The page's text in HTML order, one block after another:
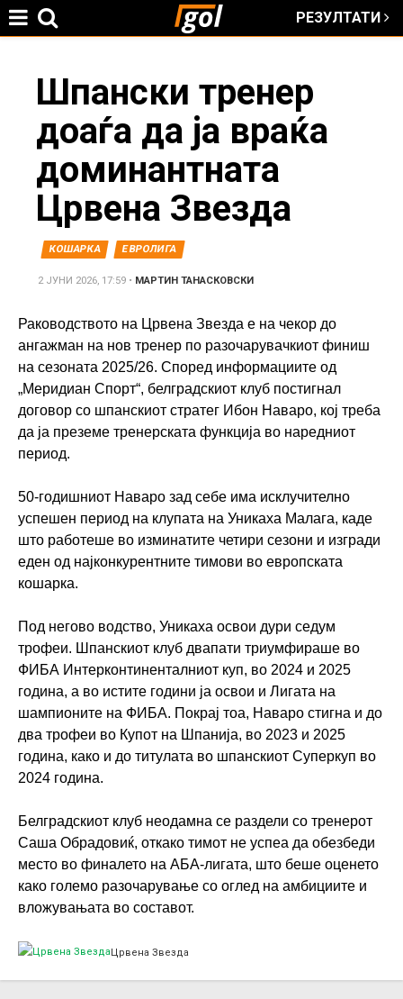
РЕЗУЛТАТИ
here
Шпански тренер
доаѓа да ја враќа
доминантната
Црвена Звезда
КОШАРКА ЕВРОЛИГА
2 ЈУНИ 2026, 17:59 • МАРТИН ТАНАСКОВСКИ
Раководството на Црвена Звезда е на чекор до
ангажман на нов тренер по разочарувачкиот финиш
на сезоната 2025/26. Според информациите од
„Меридиан Спорт“, белградскиот клуб постигнал
договор со шпанскиот стратег Ибон Наваро, кој треба
да ја преземе тренерската функција во наредниот
период.
50-годишниот Наваро зад себе има исклучително
успешен период на клупата на Уникаха Малага, каде
што работеше во изминатите четири сезони и изгради
еден од најконкурентните тимови во европската
кошарка.
Под негово водство, Уникаха освои дури седум
трофеи. Шпанскиот клуб двапати триумфираше во
ФИБА Интерконтиненталниот куп, во 2024 и 2025
година, а во истите години ја освои и Лигата на
шампионите на ФИБА. Покрај тоа, Наваро стигна и до
два трофеи во Купот на Шпанија, во 2023 и 2025
година, како и до титулата во шпанскиот Суперкуп во
2024 година.
Белградскиот клуб неодамна се раздели со тренерот
Саша Обрадовиќ, откако тимот не успеа да обезбеди
место во финалето на АБА-лигата, што беше оценето
како големо разочарување со оглед на амбициите и
вложувањата во составот.
Црвена Звезда